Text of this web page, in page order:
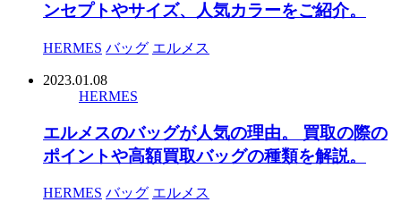
ンセプトやサイズ、人気カラーをご紹介。
HERMES バッグ エルメス
2023.01.08
HERMES
エルメスのバッグが人気の理由。 買取の際の
ポイントや高額買取バッグの種類を解説。
HERMES バッグ エルメス